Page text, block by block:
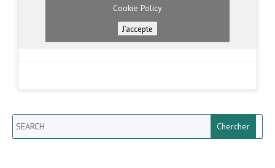
Cookie Policy
J’accepte
Search